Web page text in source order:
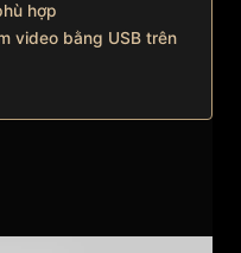
hợp
video bằng USB trên